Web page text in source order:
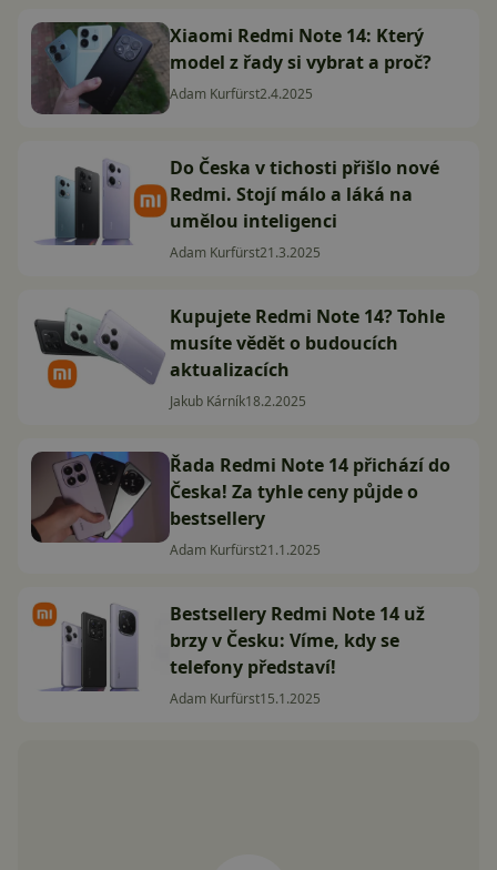
Xiaomi Redmi Note 14: Který
model z řady si vybrat a proč?
Adam Kurfürst2.4.2025
Do Česka v tichosti přišlo nové
Redmi. Stojí málo a láká na
umělou inteligenci
Adam Kurfürst21.3.2025
Kupujete Redmi Note 14? Tohle
musíte vědět o budoucích
aktualizacích
Jakub Kárník18.2.2025
Řada Redmi Note 14 přichází do
Česka! Za tyhle ceny půjde o
bestsellery
Adam Kurfürst21.1.2025
Bestsellery Redmi Note 14 už
brzy v Česku: Víme, kdy se
telefony představí!
Adam Kurfürst15.1.2025